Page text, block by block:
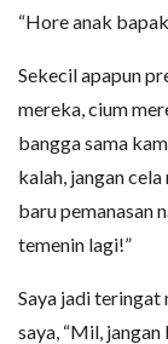
“Hore anak
Sekecil apapun
mereka, cium
bangga sama
kalah, jangan
baru pemanasan
temenin lagi!”
Saya jadi teringat
saya, “Mil,